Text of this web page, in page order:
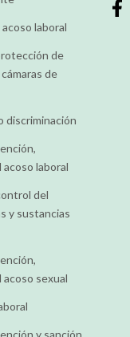
laboral
de
de
discriminación
laboral
del
y sustancias
sexual
y sanción